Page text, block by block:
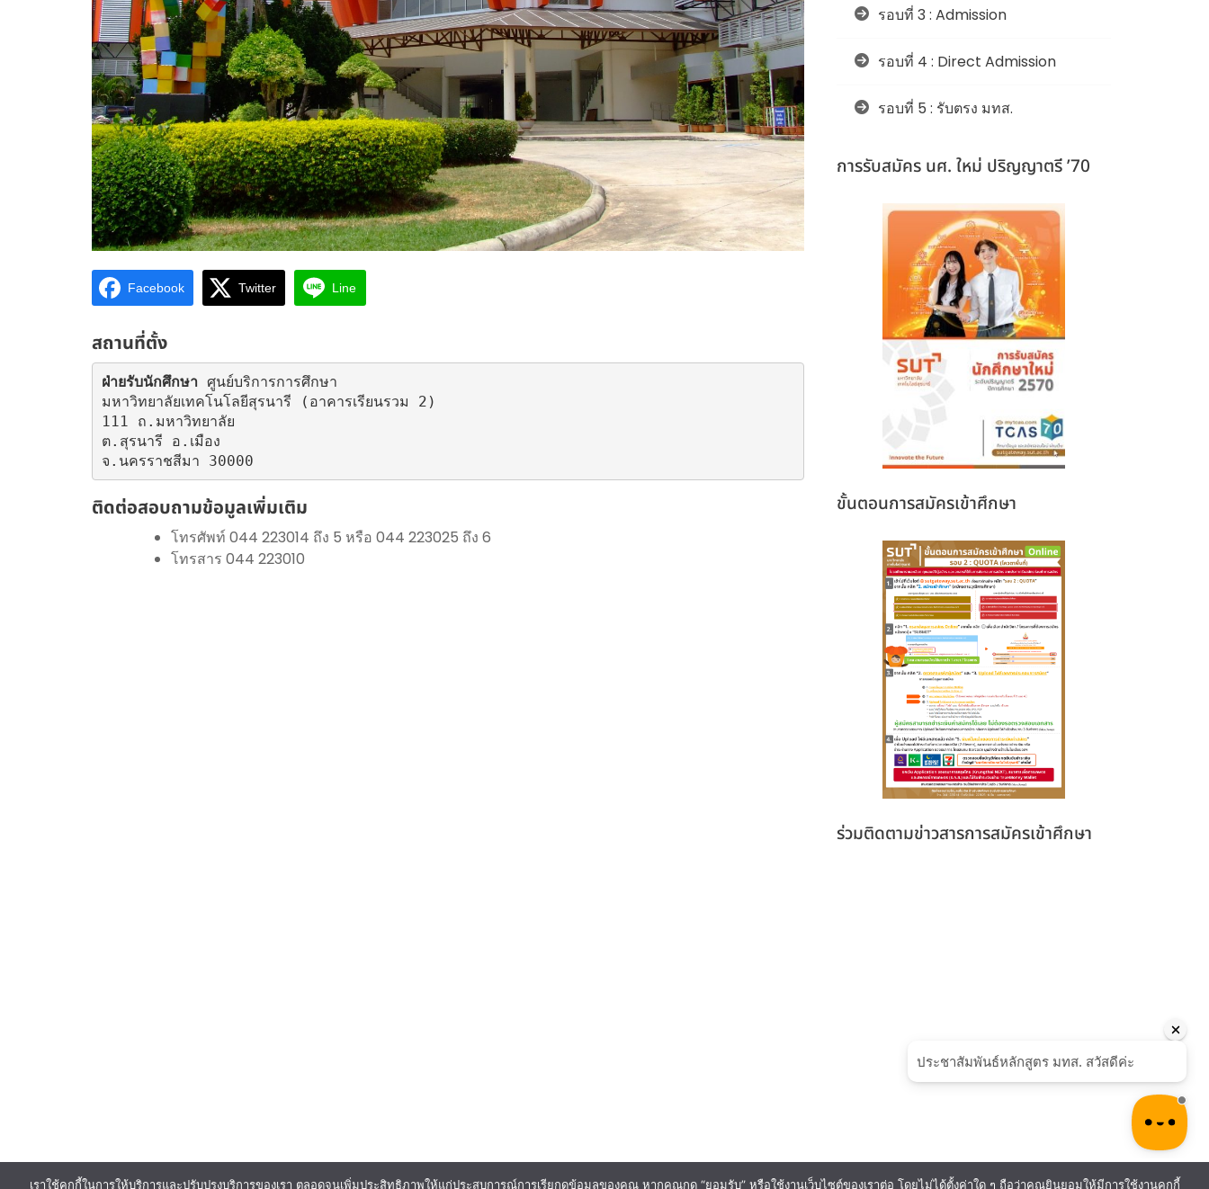
Facebook Twitter Line
สถานที่ตั้ง
ฝ่ายรับนักศึกษา ศูนย์บริการการศึกษา
มหาวิทยาลัยเทคโนโลยีสุรนารี (อาคารเรียนรวม 2)
111 ถ.มหาวิทยาลัย
ต.สุรนารี อ.เมือง
จ.นครราชสีมา 30000
ติดต่อสอบถามข้อมูลเพิ่มเติม
โทรศัพท์ 044 223014 ถึง 5 หรือ 044 223025 ถึง 6
โทรสาร 044 223010
รอบที่ 3 : Admission
รอบที่ 4 : Direct Admission
รอบที่ 5 : รับตรง มทส.
การรับสมัคร นศ. ใหม่ ปริญญาตรี ’70
ขั้นตอนการสมัครเข้าศึกษา
ร่วมติดตามข่าวสารการสมัครเข้าศึกษา
เราใช้คุกกี้ในการให้บริการและปรับปรุงบริการของเรา ตลอดจนเพิ่มประสิทธิภาพให้แก่ประสบการณ์การเรียกดูข้อมูลของคุณ หากคุณกด “ยอมรับ” หรือใช้งานเว็บไซต์ของเราต่อ โดยไม่ได้ตั้งค่าใด ๆ ถือว่าคุณยินยอมให้มีการใช้งานคุกกี้